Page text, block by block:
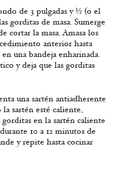
de 3 pulgadas y ½ (o el
gorditas de masa. Sumerge
cortar la masa. Amasa los
anterior hasta
una bandeja enharinada.
y deja que las gorditas
una sartén antiadherente
sartén esté caliente,
en la sartén caliente
10 a 12 minutos de
y repite hasta cocinar